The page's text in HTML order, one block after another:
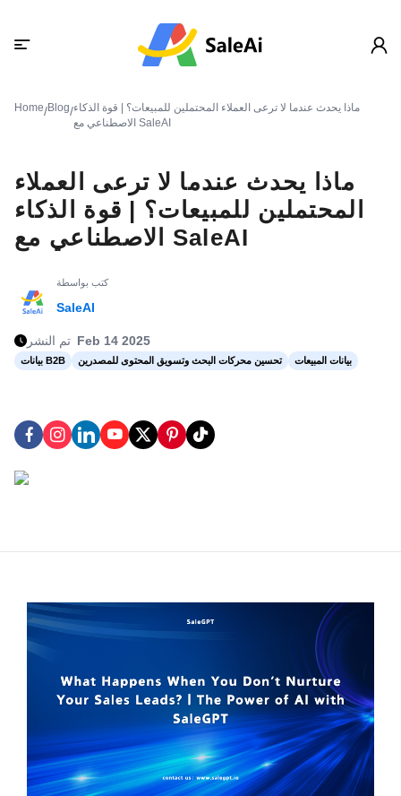
Home/Blog/ماذا يحدث عندما لا ترعى العملاء المحتملين للمبيعات؟ | قوة الذكاء
الاصطناعي مع SaleAI
ماذا يحدث عندما لا ترعى العملاء
المحتملين للمبيعات؟ | قوة الذكاء
الاصطناعي مع SaleAI
كتب بواسطة
SaleAI
تم النشر Feb 14 2025
بيانات B2B تحسين محركات البحث وتسويق المحتوى للمصدرين بيانات المبيعات